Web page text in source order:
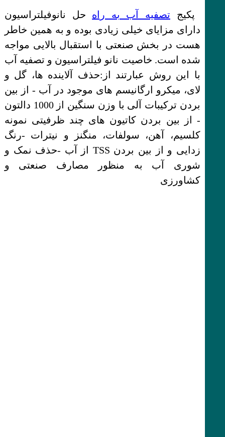
پکیج تصفیه آب به راه حل نانوفیلتراسیون
دارای مزایای خیلی زیادی بوده و به همین خاطر
هست در بخش صنعتی با استقبال بالایی مواجه
شده است. خاصیت نانو فیلتراسیون و تصفیه آب
با این روش عبارتند از:حذف آلاینده ها، گل و
لای، میکرو ارگانیسم های موجود در آب - از بین
بردن ترکیبات آلی با وزن سنگین از 1000 دالتون
- از بین بردن کاتیون های چند ظرفیتی نمونه
کلسیم، آهن، سولفات، منگنز و نیترات -رنگ
زدایی و از بین بردن TSS از آب -حذف نمک و
شوری آب به منظور مصارف صنعتی و
کشاورزی